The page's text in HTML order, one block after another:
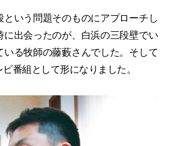
いう問題そのものにアプローチし
に出会ったのが、白浜の三段壁でい
る牧師の藤藪さんでした。そして
番組として形になりました。